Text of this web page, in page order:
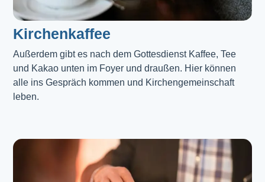
Kirchenkaffee
Außerdem gibt es nach dem Gottesdienst Kaffee, Tee
und Kakao unten im Foyer und draußen. Hier können
alle ins Gespräch kommen und Kirchengemeinschaft
leben.